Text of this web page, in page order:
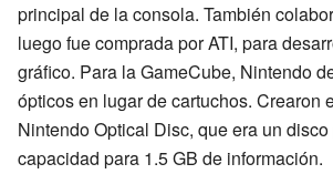
principal de la consola. También
luego fue comprada por ATI, para
gráfico. Para la GameCube, Nintendo
ópticos en lugar de cartuchos. Crearon
Nintendo Optical Disc, que era un
capacidad para 1.5 GB de información.